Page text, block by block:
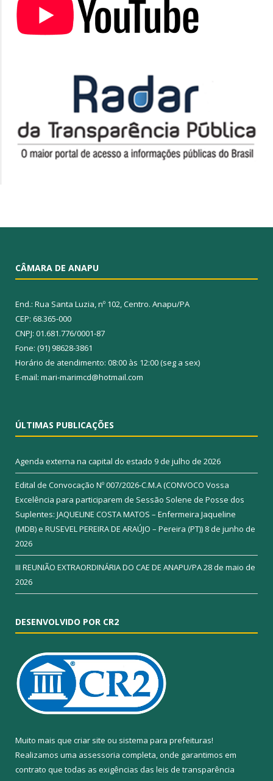
CÂMARA DE ANAPU
End.: Rua Santa Luzia, nº 102, Centro. Anapu/PA
CEP: 68.365-000
CNPJ: 01.681.776/0001-87
Fone: (91) 98628-3861
Horário de atendimento: 08:00 às 12:00 (seg a sex)
E-mail: mari-marimcd@hotmail.com
ÚLTIMAS PUBLICAÇÕES
Agenda externa na capital do estado 9 de julho de 2026
Edital de Convocação Nº 007/2026-C.M.A (CONVOCO Vossa
Excelência para participarem de Sessão Solene de Posse dos
Suplentes: JAQUELINE COSTA MATOS – Enfermeira Jaqueline
(MDB) e RUSEVEL PEREIRA DE ARAÚJO – Pereira (PT)) 8 de junho de
2026
III REUNIÃO EXTRAORDINÁRIA DO CAE DE ANAPU/PA28 de maio de
2026
DESENVOLVIDO POR CR2
Muito mais que criar site ou sistema para prefeituras!
Realizamos uma assessoria completa, onde garantimos em
contrato que todas as exigências das leis de transparência